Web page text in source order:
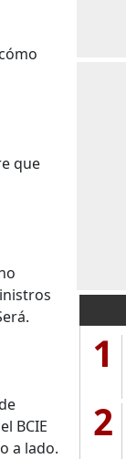
que
BCIE
a lado.
1
2